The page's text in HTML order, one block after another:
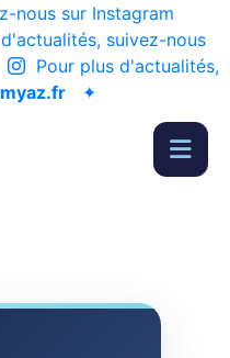
nous sur Instagram
suivez-nous
Pour plus d'actualités,
✦